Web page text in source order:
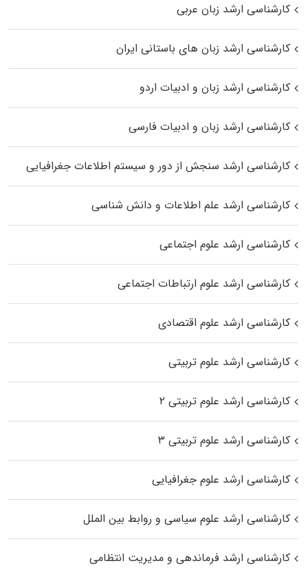
کارشناسی ارشد زبان عربی
کارشناسی ارشد زبان‌ های باستانی ایران
کارشناسی ارشد زبان و ادبیات اردو
کارشناسی ارشد زبان و ادبیات فارسی
کارشناسی ارشد سنجش از دور و سیستم اطلاعات جغرافیایی
کارشناسی ارشد علم اطلاعات و دانش شناسی
کارشناسی ارشد علوم اجتماعی
کارشناسی ارشد علوم ارتباطات اجتماعی
کارشناسی ارشد علوم اقتصادی
کارشناسی ارشد علوم تربیتی
کارشناسی ارشد علوم تربیتی ۲
کارشناسی ارشد علوم تربیتی ۳
کارشناسی ارشد علوم جغرافیایی
کارشناسی ارشد علوم سیاسی و روابط بین الملل
کارشناسی ارشد فرماندهی و مدیریت انتظامی